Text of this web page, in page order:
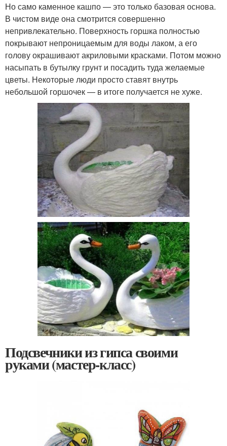
Но само каменное кашпо — это только базовая основа.
В чистом виде она смотрится совершенно
непривлекательно. Поверхность горшка полностью
покрывают непроницаемым для воды лаком, а его
голову окрашивают акриловыми красками. Потом можно
насыпать в бутылку грунт и посадить туда желаемые
цветы. Некоторые люди просто ставят внутрь
небольшой горшочек — в итоге получается не хуже.
Подсвечники из гипса своими
руками (мастер-класс)